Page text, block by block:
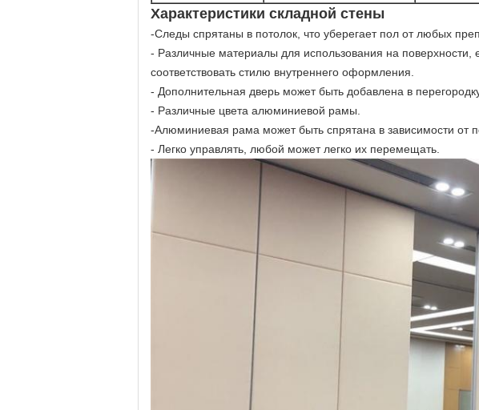
Характеристики складной стены
-Следы спрятаны в потолок, что уберегает пол от любых
- Различные материалы для использования на
соответствовать стилю внутреннего оформления.
- Дополнительная дверь может быть добавлена в
- Различные цвета алюминиевой рамы.
-Алюминиевая рама может быть спрятана в зависимости от
- Легко управлять, любой может легко их перемещать.